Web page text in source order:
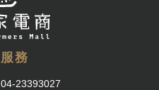
務
04-23393027